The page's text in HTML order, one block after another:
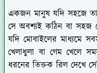
একজন মানুষ যদি সহজে
সে অবশ্যই কঠিন বা সহজ
যদি মোবাইলের মাধ্যমে
খেলাধুলা বা গেম খেলে
ধরনের তিক্তক রিল দেখে